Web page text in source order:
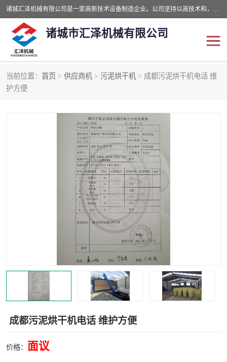
诸城汇泽机械有限公司是一家高新技术设备制造企业。公司坚持以高技术和，高服务于用户，以的环保机械制造设备赢的用户的信赖。现在主要生产死亡畜禽无害化处理和立式和卧式有机肥设备，搅拌机，烘干机，高温发酵机等。污水处理设备，固液分离机。气浮机，化制机等。公司秉承品质，用户至上，科技创新的经营理。
诸城市汇泽机械有限公司
当前位置： 首页 > 供应商机 > 污泥烘干机 > 成都污泥烘干机电话 维
护方便
成都污泥烘干机电话 维护方便
价格： 面议
发酵设备
有机肥设备
纳米膜好氧发酵堆肥机 粪污烘干酶体机
纳米膜发酵
分子膜堆肥仓
分子膜发酵堆肥设备